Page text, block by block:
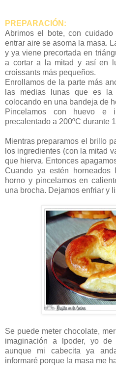
PREPARACIÓN:
Abrimos el bote, con
entrar aire se asoma la masa.
y ya viene precortada en
a cortar a la mitad y así en
croissants más pequeños.
Enrollamos de la parte más
las medias lunas que es la
colocando en una bandeja de
Pincelamos con huevo e
precalentado a 200ºC durante
Mientras preparamos el brillo
los ingredientes (con la mitad
que hierva. Entonces
Cuando ya estén horneados
horno y pincelamos en
una brocha. Dejamos enfriar y
Se puede meter chocolate,
imaginación a lpoder, yo de
aunque mi cabecita ya
informaré porque la masa me